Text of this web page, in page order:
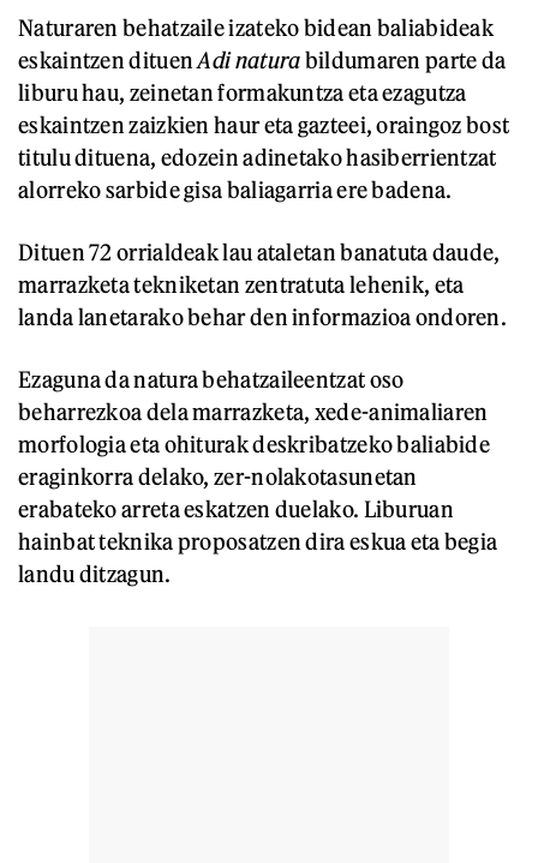
Naturaren behatzaile izateko bidean baliabideak
eskaintzen dituenAdi naturabildumaren parte da
liburu hau, zeinetan formakuntza eta ezagutza
eskaintzen zaizkien haur eta gazteei, oraingoz bost
titulu dituena, edozein adinetako hasiberrientzat
alorreko sarbide gisa baliagarria ere badena.
Dituen 72 orrialdeak lau ataletan banatuta daude,
marrazketa tekniketan zentratuta lehenik, eta
landa lanetarako behar den informazioa ondoren.
Ezaguna da natura behatzaileentzat oso
beharrezkoa dela marrazketa, xede-animaliaren
morfologia eta ohiturak deskribatzeko baliabide
eraginkorra delako, zer-nolakotasunetan
erabateko arreta eskatzen duelako. Liburuan
hainbat teknika proposatzen dira eskua eta begia
landu ditzagun.